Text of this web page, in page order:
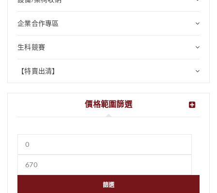
企業合作專區
生科競賽
【特賣出清】
價格範圍篩選
篩選